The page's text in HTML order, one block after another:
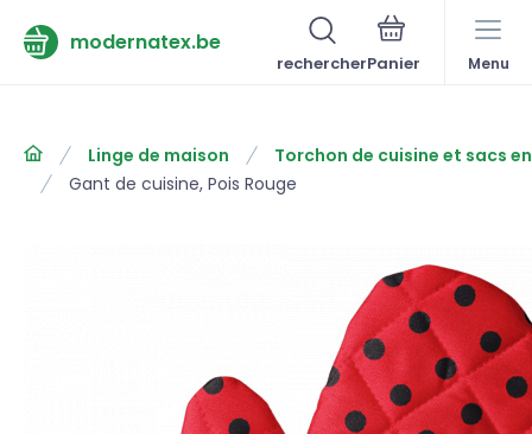
modernatex.be
rechercher Menu
Linge de maison
Torchon de cuisine et sacs
Gant de cuisine, Pois Rouge